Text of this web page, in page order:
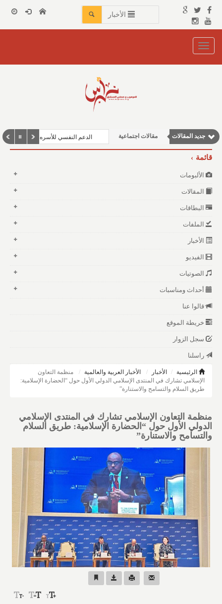
الأخبار
Toggle
navigation
جديد المقالات مقالات اجتماعية
مقالات إقتصادية
الدعم النفسي للأسره
قائمة
الألبومات
المقالات
البطاقات
الملفات
الأخبار
الفيديو
الصوتيات
أحداث ومناسبات
قالوا عنا
خريطة الموقع
سجل الزوار
راسلنا
الرئيسية الأخبار الأخبار العربية والعالمية
منظمة التعاون
الإسلامي تشارك في المنتدى الإسلامي الدولي الأول حول “الحضارة الإسلامية:
طريق السلام والتسامح والاستنارة”
منظمة التعاون الإسلامي تشارك في المنتدى الإسلامي
الدولي الأول حول “الحضارة الإسلامية: طريق السلام
والتسامح والاستنارة”